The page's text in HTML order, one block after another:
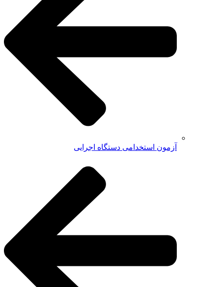
آزمون استخدامی دستگاه اجرایی